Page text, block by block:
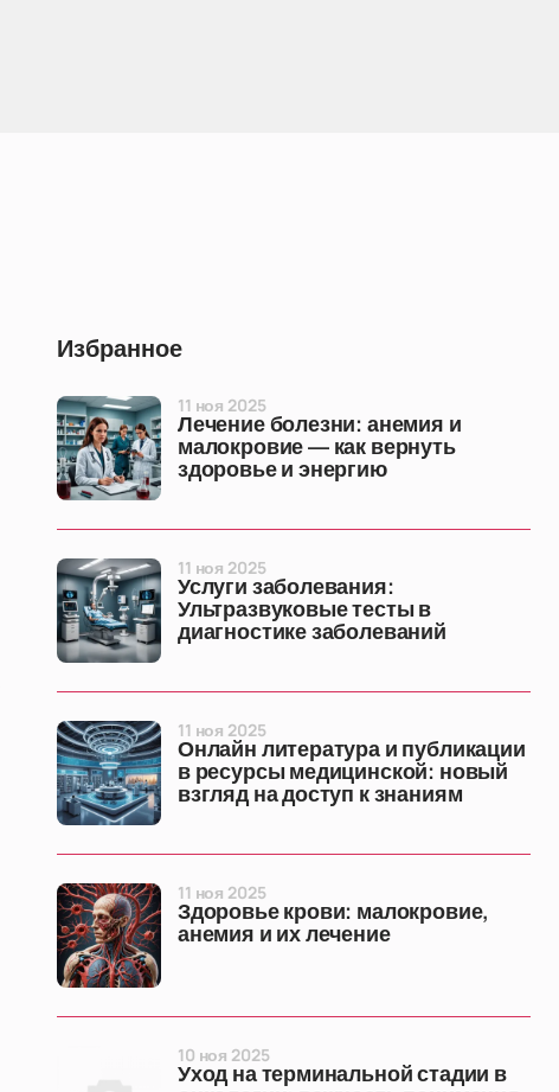
Избранное
Лечение болезни: анемия и
малокровие — как вернуть
здоровье и энергию
11 ноя 2025
Услуги заболевания:
Ультразвуковые тесты в
диагностике заболеваний
11 ноя 2025
Онлайн литература и публикации
в ресурсы медицинской: новый
взгляд на доступ к знаниям
11 ноя 2025
Здоровье крови: малокровие,
анемия и их лечение
11 ноя 2025
Уход на терминальной стадии в
10 ноя 2025